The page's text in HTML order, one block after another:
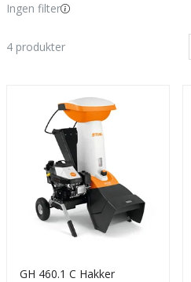
Ingen filter
4 produkter
GH 460.1 C Hakker